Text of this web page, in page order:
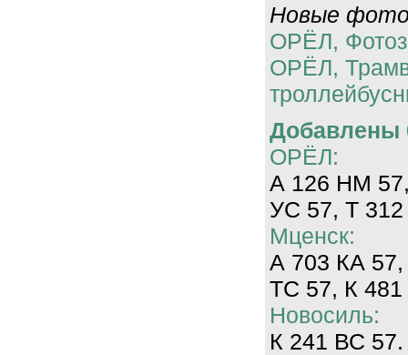
Новые
ОРЁЛ,
ОРЁЛ,
Добавлены
ОРЁЛ:
А 126 НМ
УС 57, Т
Мценск:
А 703 КА
ТС 57, К
Новосиль:
К 241 ВС 57.